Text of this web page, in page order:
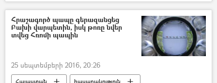
Հրաշագործ պապը գերազանցեց
Բախի վարպետին, իսկ թոռը նվեր
տվեց Հռոմի պապին
25 սեպտեմբերի 2016, 20:26
Հայաստան
հասարակություն